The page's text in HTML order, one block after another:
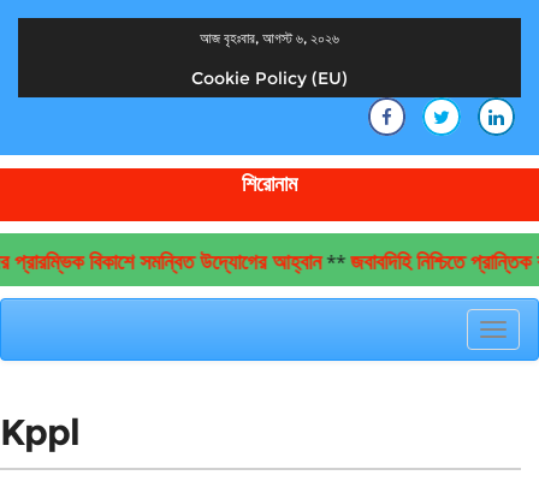
আজ বৃহঃবার, আগস্ট ৬, ২০২৬
Cookie Policy (EU)
শিরোনাম
বিকাশে সমন্বিত উদ্যোগের আহ্বান**জবাবদিহি নিশ্চিতে
Kppl